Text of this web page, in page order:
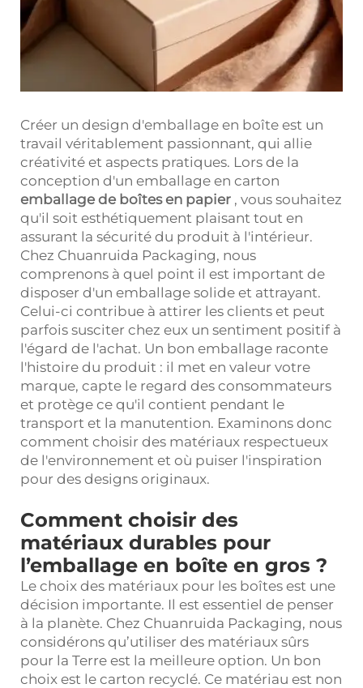
Créer un design d'emballage en boîte est un
travail véritablement passionnant, qui allie
créativité et aspects pratiques. Lors de la
conception d'un emballage en carton
emballage de boîtes en papier , vous souhaitez
qu'il soit esthétiquement plaisant tout en
assurant la sécurité du produit à l'intérieur.
Chez Chuanruida Packaging, nous
comprenons à quel point il est important de
disposer d'un emballage solide et attrayant.
Celui-ci contribue à attirer les clients et peut
parfois susciter chez eux un sentiment positif à
l'égard de l'achat. Un bon emballage raconte
l'histoire du produit : il met en valeur votre
marque, capte le regard des consommateurs
et protège ce qu'il contient pendant le
transport et la manutention. Examinons donc
comment choisir des matériaux respectueux
de l'environnement et où puiser l'inspiration
pour des designs originaux.
Comment choisir des
matériaux durables pour
l’emballage en boîte en gros ?
Le choix des matériaux pour les boîtes est une
décision importante. Il est essentiel de penser
à la planète. Chez Chuanruida Packaging, nous
considérons qu’utiliser des matériaux sûrs
pour la Terre est la meilleure option. Un bon
choix est le carton recyclé. Ce matériau est non